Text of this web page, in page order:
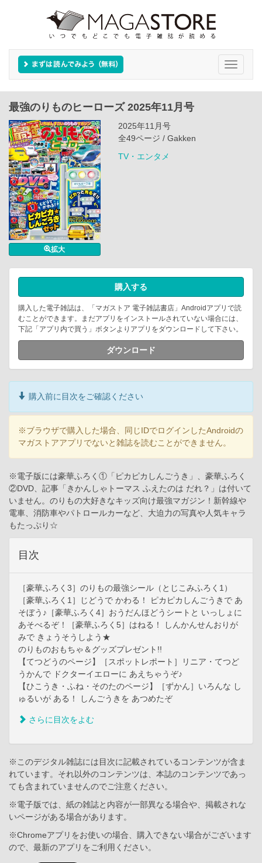
Toggle
最強のりものヒーローズ 2025年11月号
拡大
2025年11月号
全49ページ / Gakken
TV・エンタメ
購入する
購入した電子雑誌は、「マガストア 電子雑誌書店」Androidアプリで読
むことができます。まだアプリをインストールされていない場合には、
下記「アプリ内で買う」ボタンよりアプリをダウンロードして下さい。
ダウンロード
購入前に目次をご確認ください
※ブラウザで購入した場合、同じIDでログインしたAndroidの
マガストアアプリでないと雑誌を読むことができません。
※電子版には豪華ふろく①「ピカピカしんごうき」、豪華ふろく
②DVD、記事「きかんしゃトーマス ふえたのは だれ？」は付いて
いません。のりもの大好きなキッズ向け最強マガジン！新幹線や
電車、消防車やパトロールカーなど、大迫力の写真や人気キャラ
もたっぷり☆
目次
［豪華ふろく3］のりもの最強シール（とじこみふろく1）
［豪華ふろく1］じどうで かわる！ ピカピカしんごうきで あ
そぼう♪［豪華ふろく4］おうだんほどうシートと いっしょに
あそべるぞ！［豪華ふろく5］はねる！ しんかんせんおりが
みで きょうそうしよう★
のりものおもちゃ＆グッズプレゼント!!
【てつどうのページ】［スポットレポート］リニア・てつど
うかんで ドクターイエローに あえちゃうぞ♪
【ひこうき・ふね・そのたのページ】［ずかん］いろんな し
ゅるいが ある！ しんごうきを あつめたぞ
さらに目次をよむ
※このデジタル雑誌には目次に記載されているコンテンツが含ま
れています。それ以外のコンテンツは、本誌のコンテンツであっ
ても含まれていませんのでご注意ください。
※電子版では、紙の雑誌と内容が一部異なる場合や、掲載されな
いページがある場合があります。
※Chromeアプリをお使いの場合、購入できない場合がございます
ので、最新のアプリをご利用ください。